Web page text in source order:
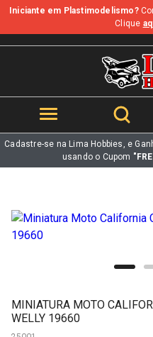
b
Iniciante em Plastimodelismo?
Clique
Cadastre-se na Lima Hobbies, e
usando o Cupom
MINIATURA MOTO
WELLY 19660